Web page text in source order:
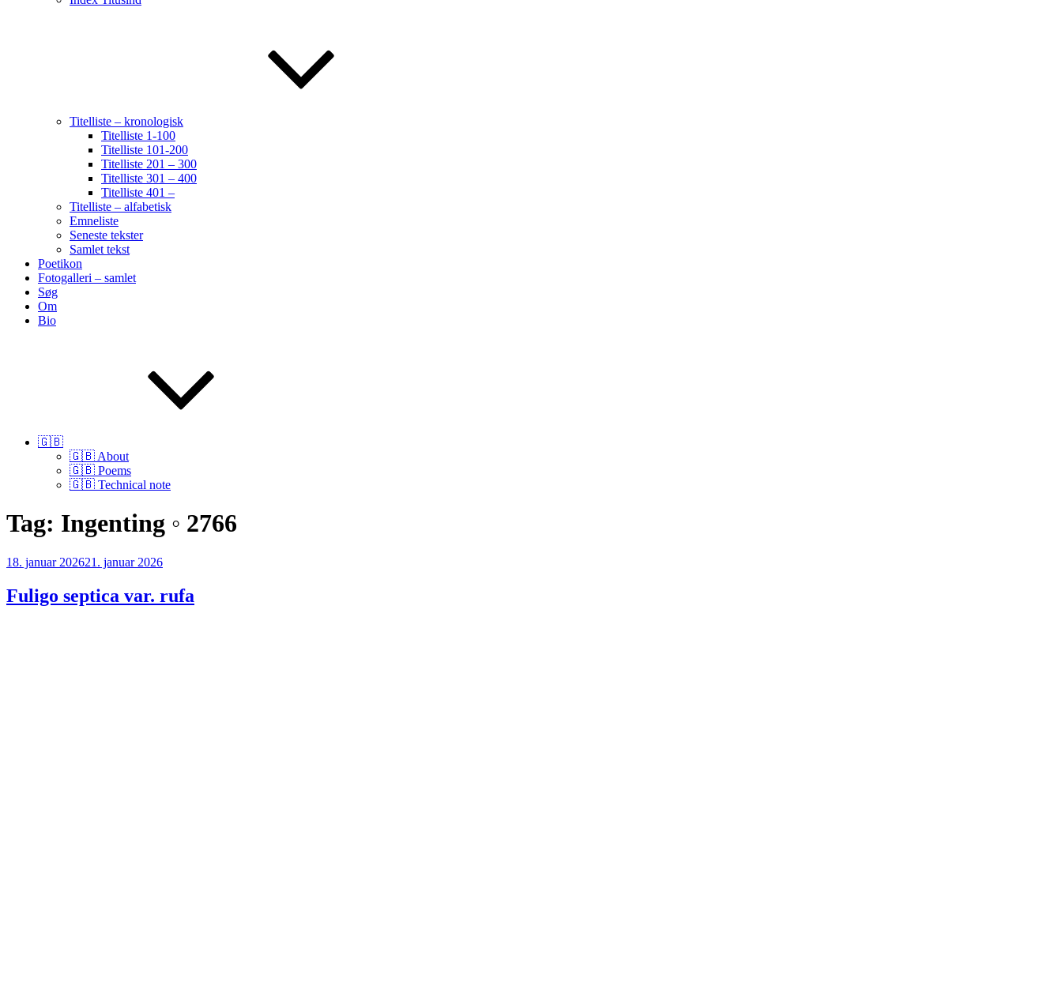
Titelliste – kronologisk
Titelliste 1-100
Titelliste 101-200
Titelliste 201 – 300
Titelliste 301 – 400
Titelliste 401 –
Titelliste – alfabetisk
Emneliste
Seneste tekster
Samlet tekst
Poetikon
Fotogalleri – samlet
Søg
Om
Bio
🇬🇧
🇬🇧 About
🇬🇧 Poems
🇬🇧 Technical note
Tag: Ingenting ◦ 2766
Udgivet
18. januar 202621. januar 2026
Fuligo septica var. rufa